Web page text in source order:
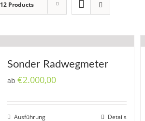
12 Products
Sonder Radwegmeter
ab€2.000,00
Ausführung
Details